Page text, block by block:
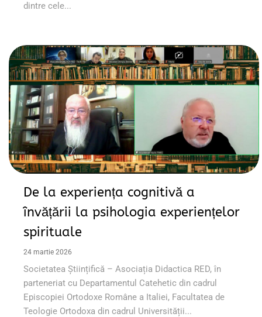
dintre cele...
De la experiența cognitivă a
învățării la psihologia experiențelor
spirituale
24 martie 2026
Societatea Științifică – Asociația Didactica RED, în
parteneriat cu Departamentul Catehetic din cadrul
Episcopiei Ortodoxe Române a Italiei, Facultatea de
Teologie Ortodoxa din cadrul Universității...